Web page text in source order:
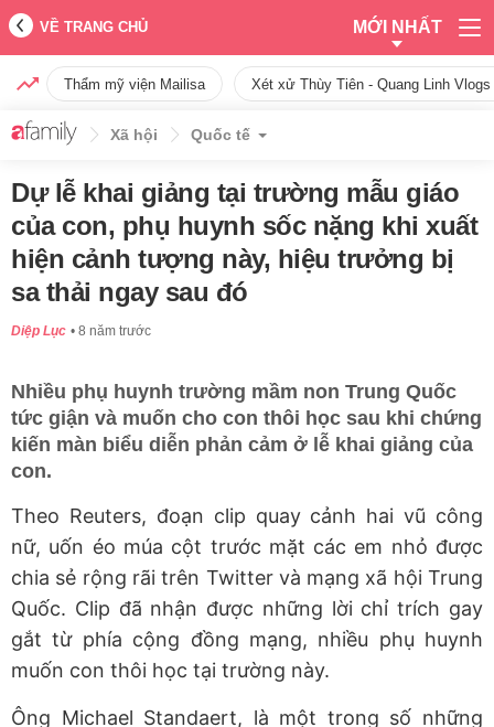
VỀ TRANG CHỦ MỚI NHẤT
Thẩm mỹ viện Mailisa Xét xử Thùy Tiên - Quang Linh
Xã hội Quốc tế
Dự lễ khai giảng tại trường mẫu giáo
của con, phụ huynh sốc nặng khi xuất
hiện cảnh tượng này, hiệu trưởng bị
sa thải ngay sau đó
Diệp Lục 8 năm trước
Nhiều phụ huynh trường mầm non Trung Quốc
tức giận và muốn cho con thôi học sau khi chứng
kiến màn biểu diễn phản cảm ở lễ khai giảng của
con.
Theo Reuters, đoạn clip quay cảnh hai vũ công
nữ, uốn éo múa cột trước mặt các em nhỏ được
chia sẻ rộng rãi trên Twitter và mạng xã hội Trung
Quốc. Clip đã nhận được những lời chỉ trích gay
gắt từ phía cộng đồng mạng, nhiều phụ huynh
muốn con thôi học tại trường này.
Ông Michael Standaert, là một trong số những